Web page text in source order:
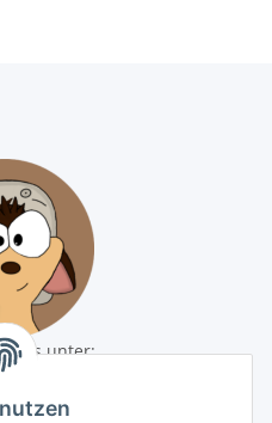
uns unter: